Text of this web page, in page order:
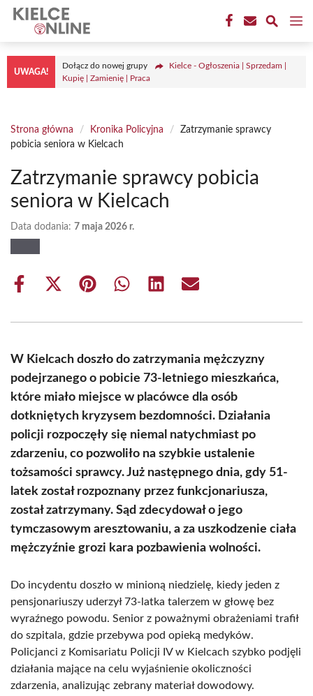
Przejdź
treści
UWAGA!
Dołącz do nowej grupy
Kielce - Ogłoszenia | Sprzedam |
Kupię | Zamienię | Praca
Strona główna / Kronika Policyjna /
Zatrzymanie sprawcy
pobicia seniora w Kielcach
Zatrzymanie sprawcy pobicia
seniora w Kielcach
Data dodania: 7 maja 2026 r.
Share
Share
(Twitter)
Share Share Share Share
W Kielcach doszło do zatrzymania mężczyzny
podejrzanego o pobicie 73-letniego mieszkańca,
które miało miejsce w placówce dla osób
dotkniętych kryzysem bezdomności. Działania
policji rozpoczęły się niemal natychmiast po
zdarzeniu, co pozwoliło na szybkie ustalenie
tożsamości sprawcy. Już następnego dnia, gdy 51-
latek został rozpoznany przez funkcjonariusza,
został zatrzymany. Sąd zdecydował o jego
tymczasowym aresztowaniu, a za uszkodzenie ciała
mężczyźnie grozi kara pozbawienia wolności.
Do incydentu doszło w minioną niedzielę, kiedy jeden z
pensjonariuszy uderzył 73-latka talerzem w głowę bez
wyraźnego powodu. Senior z poważnymi obrażeniami trafił
do szpitala, gdzie przebywa pod opieką medyków.
Policjanci z Komisariatu Policji IV w Kielcach szybko podjęli
działania mające na celu wyjaśnienie okoliczności
zdarzenia, analizując zebrany materiał dowodowy.